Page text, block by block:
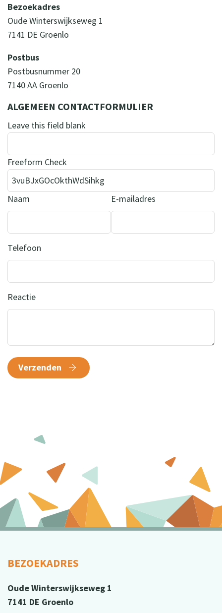
Bezoekadres
Oude Winterswijkseweg 1
7141 DE Groenlo
Postbus
Postbusnummer 20
7140 AA Groenlo
ALGEMEEN CONTACTFORMULIER
Leave this field blank
Freeform Check
Naam E-mailadres
Telefoon
Reactie
Verzenden
BEZOEKADRES
Oude Winterswijkseweg 1
7141 DE Groenlo